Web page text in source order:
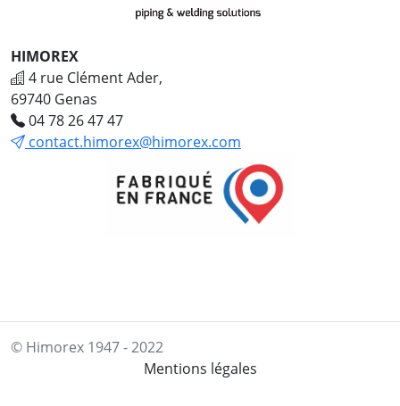
HIMOREX
4 rue Clément Ader,
69740 Genas
04 78 26 47 47
contact.himorex@himorex.com
© Himorex 1947 - 2022
Mentions légales